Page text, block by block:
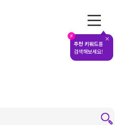
#
추천 키워드를
검색해보세요!